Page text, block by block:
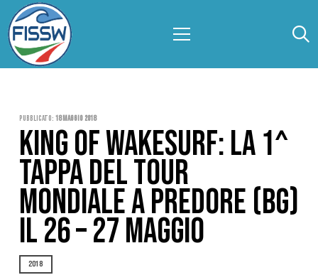
Pubblicato: 18 Maggio 2018
KING OF WAKESURF: LA 1^
TAPPA DEL TOUR
MONDIALE A PREDORE (BG)
IL 26 – 27 MAGGIO
2018